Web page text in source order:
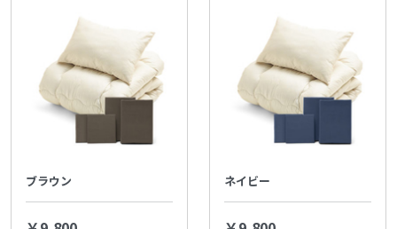
ブラウン ネイビー